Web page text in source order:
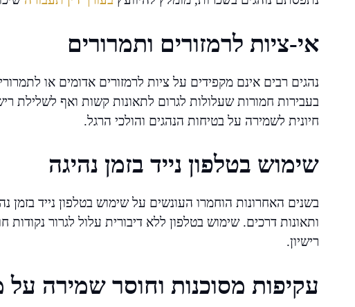
אי-ציות לרמזורים ותמרורים
נהגים רבים אינם מקפידים על ציות לרמזורים אדומים או
בעבירות חמורות שעלולות לגרום לתאונות קשות ואף לשלילת
חיונית לשמירה על בטיחות הנהגים והולכי הרגל.
שימוש בטלפון נייד בזמן נהיגה
בשנים האחרונות הוחמרו העונשים על שימוש בטלפון נייד בזמן
ותאונות דרכים. שימוש בטלפון ללא דיבורית עלול לגרור
רישיון.
עקיפות מסוכנות וחוסר שמירה